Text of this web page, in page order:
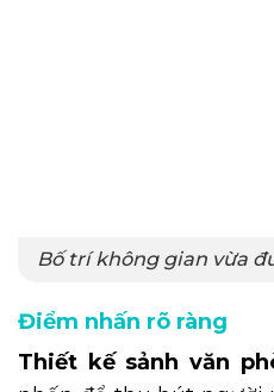
Bố trí không gian vừa
Điểm nhấn rõ ràng
Thiết kế sảnh văn